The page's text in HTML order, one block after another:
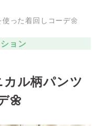
アクセス・営業時間
った着回しコーデ🌼
ョン
カル柄パンツ
🌼